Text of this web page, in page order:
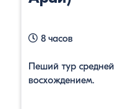
8 часов
Пеший тур
восхождением.